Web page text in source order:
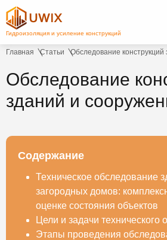
Главная Статьи Обследование
Обследование
зданий и
Содержание
Техническое обследование
загородных домов:
оценке состояния объектов
Цели и задачи технического
Этапы проведения